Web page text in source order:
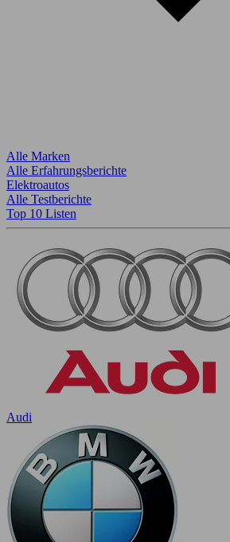
Alle Marken
Alle Erfahrungsberichte
Elektroautos
Alle Testberichte
Top 10 Listen
Audi